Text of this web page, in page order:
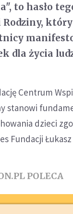
to hasło
dla życia
Centrum
stanowi
dzieci
Fundacji Łukasz
POLECA